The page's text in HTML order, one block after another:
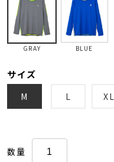
GRAY BLUE
サイズ
M L XL
数量